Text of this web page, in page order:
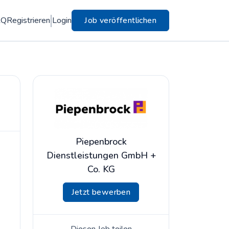
Registrieren Login Job veröffentlichen
Piepenbrock
Dienstleistungen GmbH +
Co. KG
Jetzt bewerben